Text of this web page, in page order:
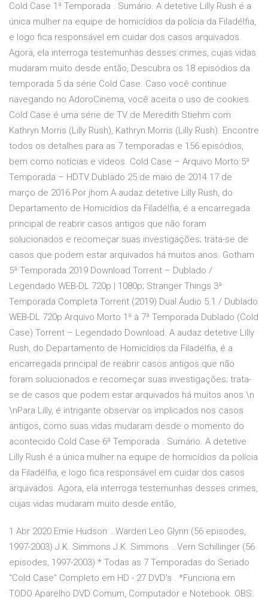
Cold Case 1ª Temporada . Sumário. A detetive Lilly Rush é a
única mulher na equipe de homicídios da polícia da Filadélfia,
e logo fica responsável em cuidar dos casos arquivados.
Agora, ela interroga testemunhas desses crimes, cujas vidas
mudaram muito desde então, Descubra os 18 episódios da
temporada 5 da série Cold Case. Caso você continue
navegando no AdoroCinema, você aceita o uso de cookies.
Cold Case é uma série de TV de Meredith Stiehm com
Kathryn Morris (Lilly Rush), Kathryn Morris (Lilly Rush). Encontre
todos os detalhes para as 7 temporadas e 156 episódios,
bem como notícias e vídeos. Cold Case – Arquivo Morto 5ª
Temporada – HDTV Dublado 25 de maio de 2014 17 de
março de 2016 Por jhom A audaz detetive Lilly Rush, do
Departamento de Homicídios da Filadélfia, é a encarregada
principal de reabrir casos antigos que não foram
solucionados e recomeçar suas investigações; trata-se de
casos que podem estar arquivados há muitos anos. Gotham
5ª Temporada 2019 Download Torrent – Dublado /
Legendado WEB-DL 720p | 1080p; Stranger Things 3ª
Temporada Completa Torrent (2019) Dual Áudio 5.1 / Dublado
WEB-DL 720p Arquivo Morto 1ª à 7ª Temporada Dublado (Cold
Case) Torrent – Legendado Download. A audaz detetive Lilly
Rush, do Departamento de Homicídios da Filadélfia, é a
encarregada principal de reabrir casos antigos que não
foram solucionados e recomeçar suas investigações; trata-
se de casos que podem estar arquivados há muitos anos.\n
\nPara Lilly, é intrigante observar os implicados nos casos
antigos, como suas vidas mudaram desde o momento do
acontecido Cold Case 6ª Temporada . Sumário. A detetive
Lilly Rush é a única mulher na equipe de homicídios da polícia
da Filadélfia, e logo fica responsável em cuidar dos casos
arquivados. Agora, ela interroga testemunhas desses crimes,
cujas vidas mudaram muito desde então,
1 Abr 2020 Ernie Hudson …Warden Leo Glynn (56 episodes,
1997-2003) J.K. Simmons J.K. Simmons …Vern Schillinger (56
episodes, 1997-2003) * Todas as 7 Temporadas do Seriado
"Cold Case" Completo em HD - 27 DVD's . *Funciona em
TODO Aparelho DVD Comum, Computador e Notebook. OBS: